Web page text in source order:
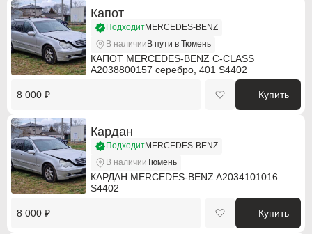
Капот
В наличии В пути в Тюмень
ПодходитMERCEDES-BENZ
КАПОТ MERCEDES-BENZ C-CLASS
A2038800157 серебро, 401 S4402
8 000 ₽ Купить
Кардан
В наличииТюмень
ПодходитMERCEDES-BENZ
КАРДАН MERCEDES-BENZ A2034101016
S4402
8 000 ₽ Купить
Fiat
Fiat Professional
Holden
Honda
Hummer
Fiat
Fiat Professional
Holden
Honda
Hummer